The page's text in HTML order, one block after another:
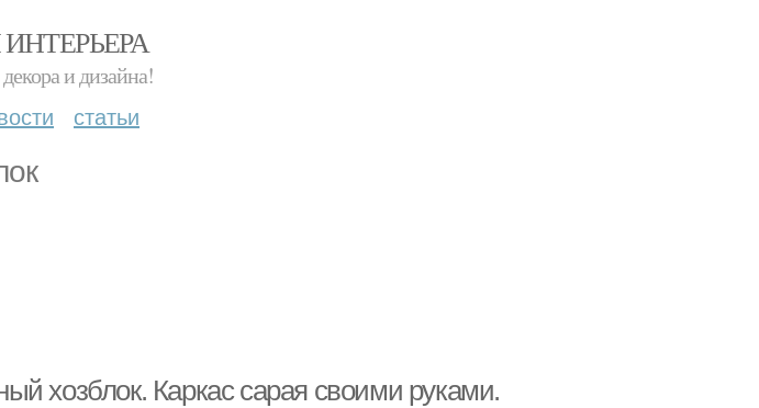
и дизайна!
статьи
хозблок. Каркас сарая своими руками.